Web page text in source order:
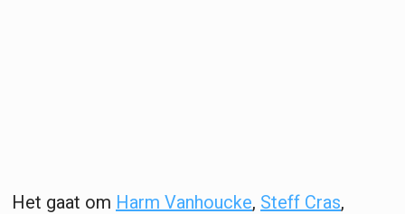
Het gaat om Harm Vanhoucke, Steff Cras,